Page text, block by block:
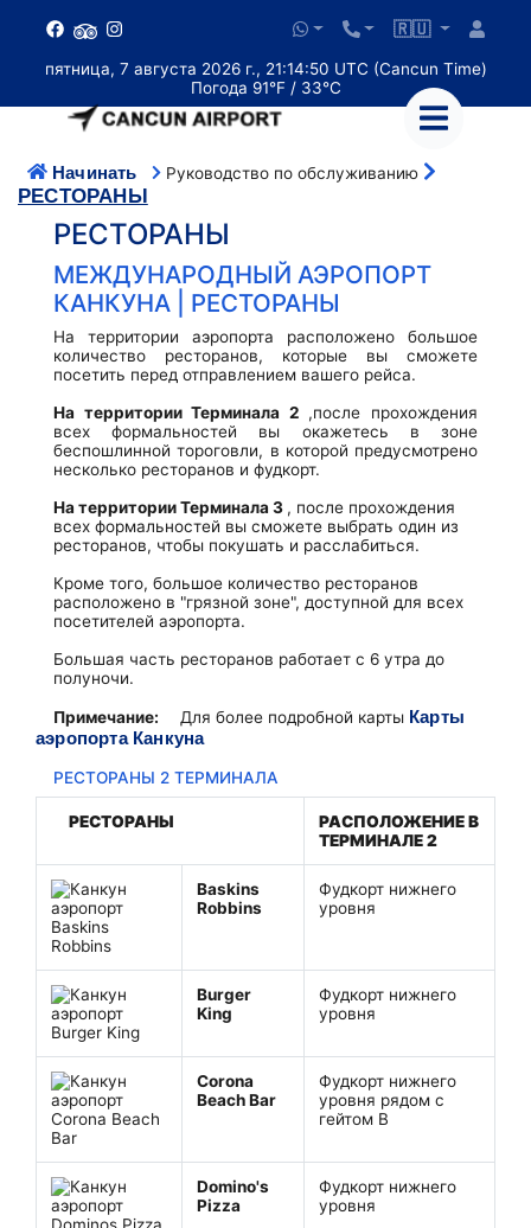
🇷🇺
пятница, 7 августа 2026 г., 21:14:50 UTC (Cancun Time)
Погода 91°F / 33°C
Начинать Руководство по обслуживанию
РЕСТОРАНЫ
РЕСТОРАНЫ
МЕЖДУНАРОДНЫЙ АЭРОПОРТ
КАНКУНА | РЕСТОРАНЫ
На территории аэропорта расположено большое
количество ресторанов, которые вы сможете
посетить перед отправлением вашего рейса.
На территории Терминала 2 ,после прохождения
всех формальностей вы окажетесь в зоне
беспошлинной тороговли, в которой предусмотрено
несколько ресторанов и фудкорт.
На территории Терминала 3 , после прохождения
всех формальностей вы сможете выбрать один из
ресторанов, чтобы покушать и расслабиться.
Кроме того, большое количество ресторанов
расположено в "грязной зоне", доступной для всех
посетителей аэропорта.
Большая часть ресторанов работает с 6 утра до
полуночи.
Примечание: Для более подробной карты Карты
аэропорта Канкуна
РЕСТОРАНЫ 2 ТЕРМИНАЛА
РЕСТОРАНЫ
РАСПОЛОЖЕНИЕ В
ТЕРМИНАЛЕ 2
Baskins
Robbins
Фудкорт нижнего
уровня
Burger
King
Фудкорт нижнего
уровня
Corona
Beach Bar
Фудкорт нижнего
уровня рядом с
гейтом B
Domino's
Pizza
Фудкорт нижнего
уровня